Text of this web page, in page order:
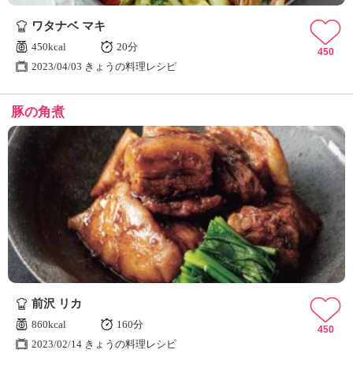
ワタナベ マキ
450kcal
20分
2023/04/03 きょうの料理レシピ
450
豚の角煮
前沢 リカ
860kcal
160分
2023/02/14 きょうの料理レシピ
450